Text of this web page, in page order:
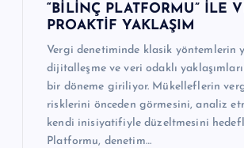
“BİLİNÇ PLATFORMU” İLE
PROAKTİF YAKLAŞIM
Vergi denetiminde klasik yöntemlerin
dijitalleşme ve veri odaklı
bir döneme giriliyor. Mükelleflerin
risklerini önceden görmesini, analiz
kendi inisiyatifiyle düzeltmesini
Platformu, denetim…